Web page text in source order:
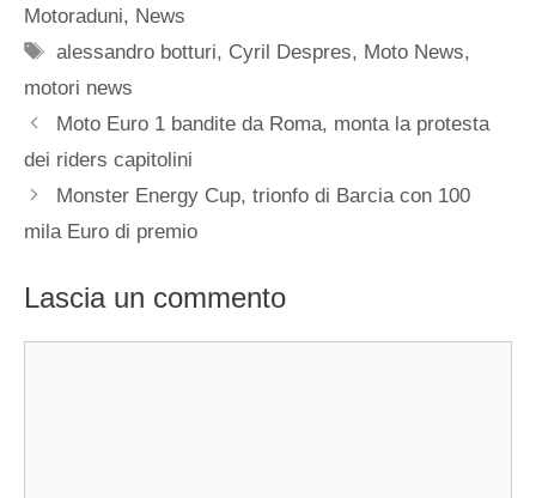
Motoraduni, News
Tag
alessandro botturi, Cyril Despres, Moto News,
motori news
Moto Euro 1 bandite da Roma, monta la protesta
dei riders capitolini
Monster Energy Cup, trionfo di Barcia con 100
mila Euro di premio
Lascia un commento